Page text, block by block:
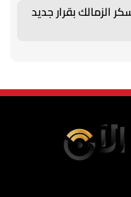
الزمالك بقرار جديد